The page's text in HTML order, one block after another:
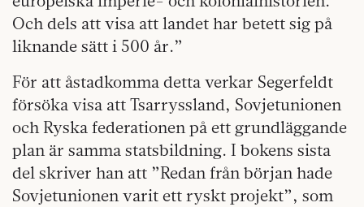
Och dels att visa att landet har betett sig på
liknande sätt i 500 år.”
För att åstadkomma detta verkar Segerfeldt
försöka visa att Tsarryssland, Sovjetunionen
och Ryska federationen på ett grundläggande
plan är samma statsbildning. I bokens sista
del skriver han att ”Redan från början hade
Sovjetunionen varit ett ryskt projekt”, som